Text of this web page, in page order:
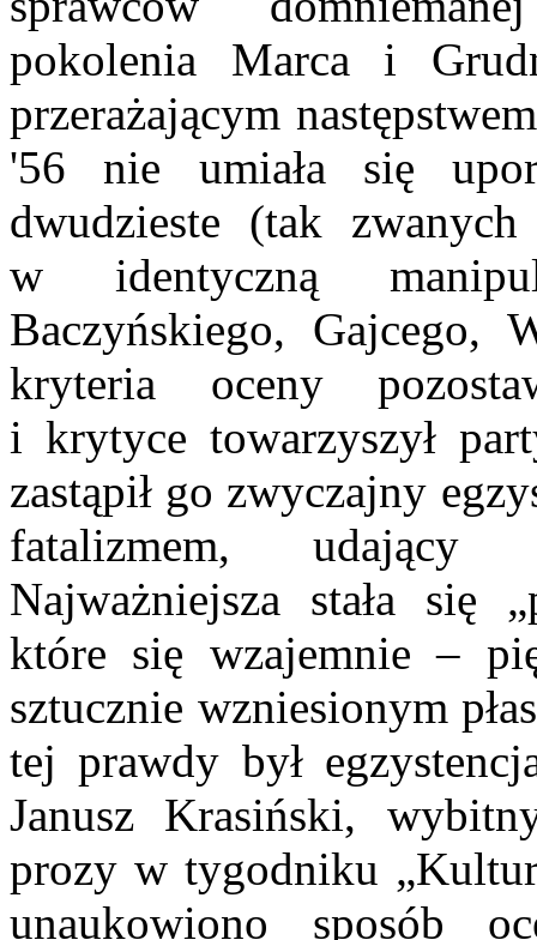
pokolenia Marca i
przerażającym
'56 nie umiała się
dwudzieste (tak
w identyczną
Baczyńskiego, Gajcego,
kryteria oceny
i krytyce towarzyszył
zastąpił go zwyczajny
fatalizmem,
Najważniejsza stała się
które się wzajemnie –
sztucznie wzniesionym
tej prawdy był
Janusz Krasiński,
prozy w tygodniku
unaukowiono sposób